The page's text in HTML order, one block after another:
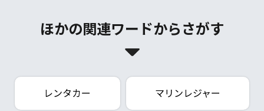
ほかの関連ワードからさがす
レンタカー マリンレジャー